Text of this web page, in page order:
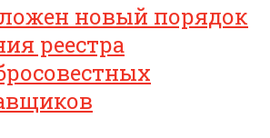
новый порядок
реестра